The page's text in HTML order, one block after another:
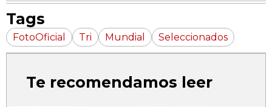
Tags
FotoOficial Tri Mundial Seleccionados
Te recomendamos leer